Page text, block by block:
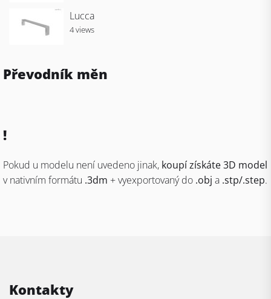
Lucca
4 views
Převodník měn
!
Pokud u modelu není uvedeno jinak, koupí získáte 3D model
v nativním formátu .3dm + vyexportovaný do .obj a .stp/.step.
Kontakty